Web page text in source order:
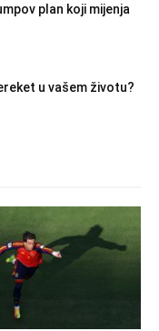
plan koji mijenja
u vašem životu?